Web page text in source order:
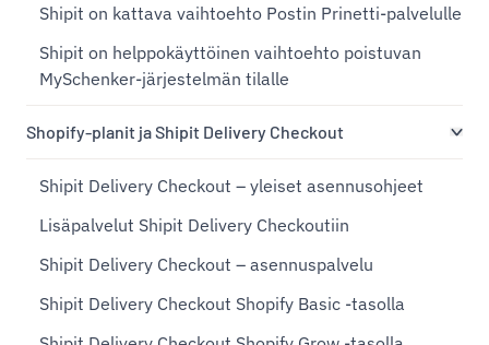
Shipit on kattava vaihtoehto Postin Prinetti-palvelulle
Shipit on helppokäyttöinen vaihtoehto poistuvan
MySchenker-järjestelmän tilalle
Shopify-planit ja Shipit Delivery Checkout
Shipit Delivery Checkout – yleiset asennusohjeet
Lisäpalvelut Shipit Delivery Checkoutiin
Shipit Delivery Checkout – asennuspalvelu
Shipit Delivery Checkout Shopify Basic -tasolla